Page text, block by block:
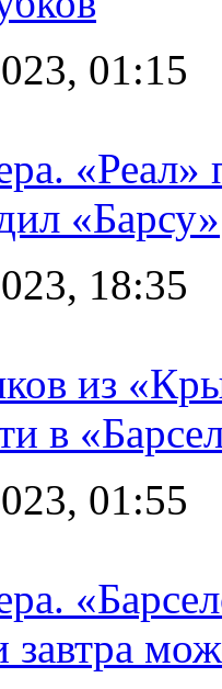
01:15
«Реал»
«Барсу»
18:35
из
в
01:55
завтра